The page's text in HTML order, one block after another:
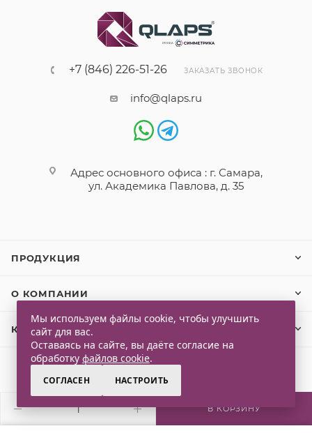
В КОРЗИНУ
+7 (846) 226-51-26 ЗАКАЗАТЬ ЗВОНОК
info@qlaps.ru
Адрес основного офиса : г. Самара,
ул. Академика Павлова, д. 35
ПРОДУКЦИЯ
О КОМПАНИИ
КЛИЕНТАМ
Мы используем файлы cookie, чтобы улучшить
сайт для вас.
Оставаясь на сайте, вы даёте согласие на
обработку файлов cookie.
СОГЛАСЕН НАСТРОИТЬ